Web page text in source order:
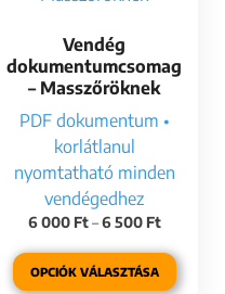
Vendég
dokumentumcsomag
– Masszőröknek
PDF dokumentum •
korlátlanul
nyomtatható minden
vendégedhez
6 000 Ft–6 500 Ft
OPCIÓK VÁLASZTÁSA